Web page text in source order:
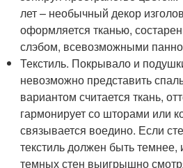
лет – необычный декор
оформляется тканью,
слэбом, всевозможными
Текстиль. Покрывало и
невозможно представить
вариантом считается ткань,
гармонирует со шторами или
связывается воедино. Если
текстиль должен быть
темных стен выигрышно